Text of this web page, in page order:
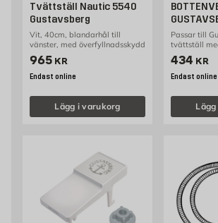
Tvättställ Nautic 5540
Gustavsberg
Vit, 40cm, blandarhål till
vänster, med överfyllnadsskydd
Pris 965 kr
965 KR
Endast online
Lägg i varukorg
Passar till
tvättställ
min 30mm,
Pris 434
434 KR
Endast online